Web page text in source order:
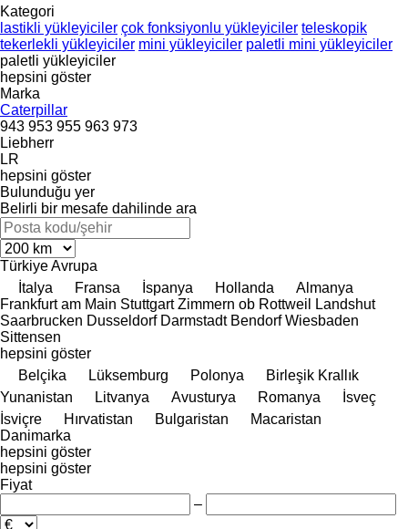
Kategori
lastikli yükleyiciler çok fonksiyonlu yükleyiciler teleskopik
tekerlekli yükleyiciler mini yükleyiciler paletli mini yükleyiciler
paletli yükleyiciler
hepsini göster
Marka
Caterpillar
943 953 955 963 973
Liebherr
LR
hepsini göster
Bulunduğu yer
Belirli bir mesafe dahilinde ara
TürkiyeAvrupa
İtalya
Fransa İspanya Hollanda
Almanya
Frankfurt am Main Stuttgart Zimmern ob Rottweil
Landshut
Saarbrucken Dusseldorf Darmstadt Bendorf Wiesbaden
Sittensen
hepsini göster
Belçika
Lüksemburg Polonya
Birleşik Krallık
Yunanistan
Litvanya Avusturya Romanya
İsveç
İsviçre
Hırvatistan Bulgaristan
Macaristan
Danimarka
hepsini göster
hepsini göster
Fiyat
–